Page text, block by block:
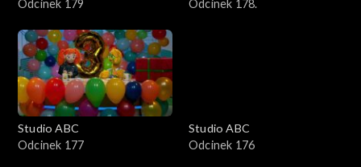
Odcinek 179
Odcinek 178.
Studio ABC
Odcinek 177
Studio ABC
Odcinek 176